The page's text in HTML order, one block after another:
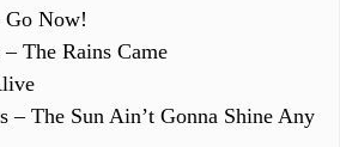
Go Now!
The Rains Came
– The Sun Ain’t Gonna Shine Any